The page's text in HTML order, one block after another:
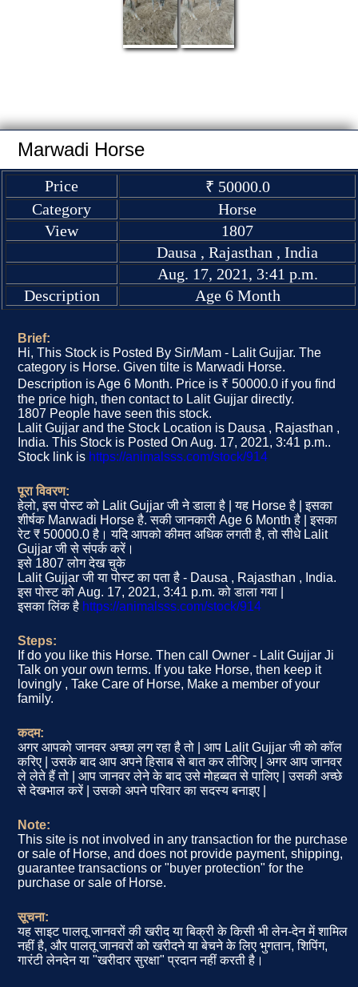
Marwadi Horse
Price
₹ 50000.0
Category
Horse
View
1807
Dausa , Rajasthan , India
Aug. 17, 2021, 3:41 p.m.
Description
Age 6 Month
Brief:
Hi, This Stock is Posted By Sir/Mam - Lalit Gujjar. The
category is Horse. Given tilte is Marwadi Horse.
Description is Age 6 Month. Price is ₹ 50000.0 if you find
the price high, then contact to Lalit Gujjar directly.
1807 People have seen this stock.
Lalit Gujjar and the Stock Location is Dausa , Rajasthan ,
India. This Stock is Posted On Aug. 17, 2021, 3:41 p.m..
Stock link is https://animalsss.com/stock/914
पूरा विवरण:
हेलो, इस पोस्ट को Lalit Gujjar जी ने डाला है | यह Horse है | इसका
शीर्षक Marwadi Horse है. सकी जानकारी Age 6 Month है | इसका
रेट ₹ 50000.0 है। यदि आपको कीमत अधिक लगती है, तो सीधे Lalit
Gujjar जी से संपर्क करें।
इसे 1807 लोग देख चुके
Lalit Gujjar जी या पोस्ट का पता है - Dausa , Rajasthan , India.
इस पोस्ट को Aug. 17, 2021, 3:41 p.m. को डाला गया |
इसका लिंक है https://animalsss.com/stock/914
Steps:
If do you like this Horse. Then call Owner - Lalit Gujjar Ji
Talk on your own terms. If you take Horse, then keep it
lovingly , Take Care of Horse, Make a member of your
family.
कदम:
अगर आपको जानवर अच्छा लग रहा है तो | आप Lalit Gujjar जी को कॉल
करिए | उसके बाद आप अपने हिसाब से बात कर लीजिए | अगर आप जानवर
ले लेते हैं तो | आप जानवर लेने के बाद उसे मोहब्बत से पालिए | उसकी अच्छे
से देखभाल करें | उसको अपने परिवार का सदस्य बनाइए |
Note:
This site is not involved in any transaction for the purchase
or sale of Horse, and does not provide payment, shipping,
guarantee transactions or "buyer protection" for the
purchase or sale of Horse.
सूचना:
यह साइट पालतू जानवरों की खरीद या बिक्री के किसी भी लेन-देन में शामिल
नहीं है, और पालतू जानवरों को खरीदने या बेचने के लिए भुगतान, शिपिंग,
गारंटी लेनदेन या "खरीदार सुरक्षा" प्रदान नहीं करती है।